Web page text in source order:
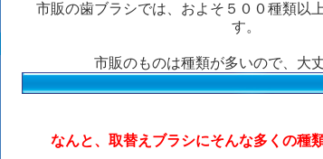
市販の歯ブラシでは、およそ５００種類以
す。
市販のものは種類が多いので、大
なんと、取替えブラシにそんな多くの種